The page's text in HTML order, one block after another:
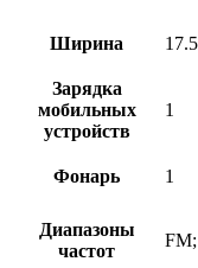
Ширина
Зарядка
мобильных
устройств
1
Фонарь 1
Диапазоны
частот